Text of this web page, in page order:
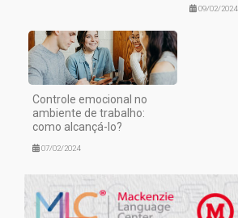
09/02/2024
Controle emocional no
ambiente de trabalho:
como alcançá-lo?
07/02/2024